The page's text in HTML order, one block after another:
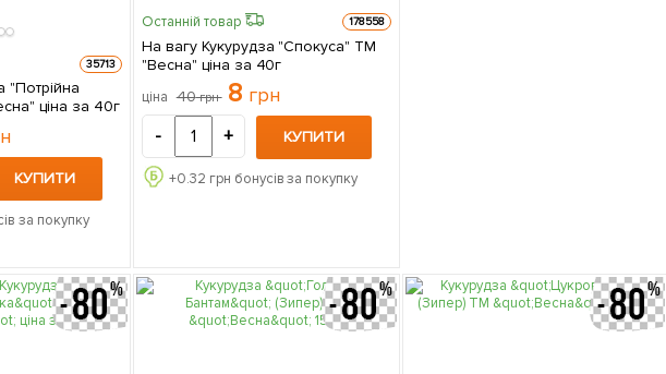
35713
"Потрійна
ціна за 40г
КУПИТИ
за покупку
Останній товар 178558
На вагу Кукурудза "Спокуса" ТМ
"Весна" ціна за 40г
ціна 40грн 8 грн
- + КУПИТИ
+0.32 грн бонусів за покупку